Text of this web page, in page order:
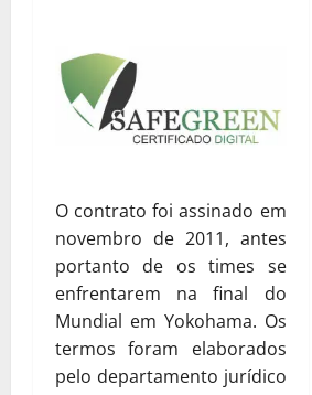
O contrato foi assinado em
novembro de 2011, antes
portanto de os times se
enfrentarem na final do
Mundial em Yokohama. Os
termos foram elaborados
pelo departamento jurídico